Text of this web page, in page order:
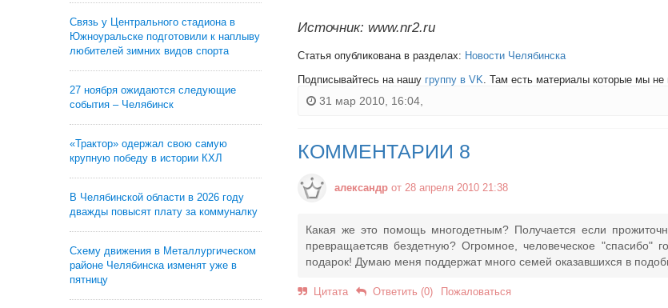
Связь у Центрального стадиона в
Южноуральске подготовили к наплыву
любителей зимних видов спорта
27 ноября ожидаются следующие
события – Челябинск
«Трактор» одержал свою самую
крупную победу в истории КХЛ
В Челябинской области в 2026 году
дважды повысят плату за коммуналку
Схему движения в Металлургическом
районе Челябинска изменят уже в
пятницу
Источник: www.nr2.ru
Статья опубликована в разделах: Новости Челябинска
Подписывайтесь на нашу группу в VK. Там есть материалы которые мы не
31 мар 2010, 16:04,
КОММЕНТАРИИ 8
александр от 28 апреля 2010 21:38
Какая же это помощь многодетным? Получается если
превращаетсяв бездетную? Огромное, человеческое "спасибо"
подарок! Думаю меня поддержат много семей оказавшихся в
Цитата Ответить (0) Пожаловаться